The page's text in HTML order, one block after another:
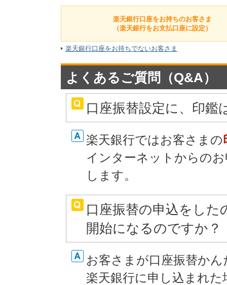
楽天銀行口座をお持ちのお客さま
（楽天銀行をお支払口座に設定）
楽天銀行口座をお持ちでないお客さま
よくあるご質問（Q&A）
口座振替設定に、印鑑
楽天銀行ではお客さまの
インターネットからの
します。
口座振替の申込をし
開始になるのですか？
お客さまが口座振替か
楽天銀行に申し込まれ